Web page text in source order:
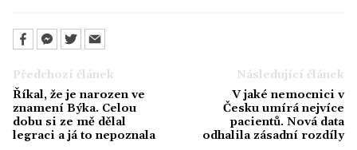
Předchozí článek
Říkal, že je narozen ve
znamení Býka. Celou
dobu si ze mě dělal
legraci a já to nepoznala
Následující článek
V jaké nemocnici v
Česku umírá nejvíce
pacientů. Nová data
odhalila zásadní rozdíly